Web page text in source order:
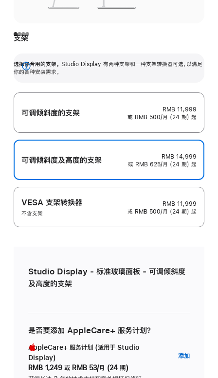
支架
选择你合用的支架。 Studio Display 有两种支架和一种支架转换器可选，以满足
你的各种安装需求。
展
可调倾斜度的支架
RMB 11,999
或 RMB 500/月 (24 期) 起
可调倾斜度及高‍度的支‍架
RMB 14,999
或 RMB 625/月 (24 期) 起
VESA 支架转换器
不含支架
RMB 11,999
或 RMB 500/月 (24 期) 起
Studio Display - 标准玻璃面板 - 可调倾斜度
及高度的支架
是否要添加 AppleCare+ 服务计划？
AppleCare+ 服务计划 (适用于 Studio
Display)
RMB 1,249 或 RMB 53/月 (24 期)
添加